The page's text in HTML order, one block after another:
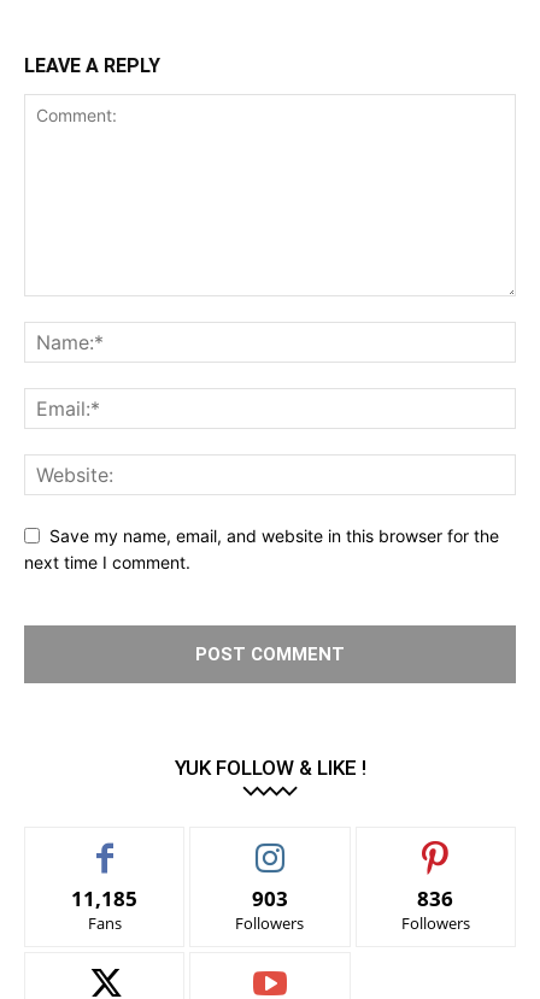
LEAVE A REPLY
Save my name, email, and website in this browser for the
next time I comment.
YUK FOLLOW & LIKE !
11,185
Fans
903
Followers
836
Followers